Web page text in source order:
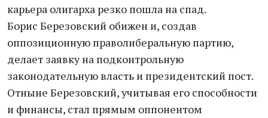
карьера олигарха резко пошла на спад.
Борис Березовский обижен и, создав
оппозиционную праволиберальную партию,
делает заявку на подконтрольную
законодательную власть и президентский пост.
Отныне Березовский, учитывая его способности
и финансы, стал прямым оппонентом